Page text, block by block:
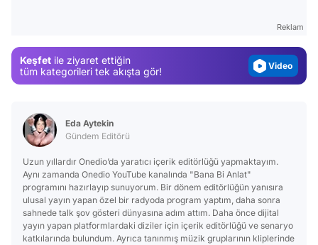
Reklam
Keşfet ile ziyaret ettiğin
tüm kategorileri tek akışta gör!
Test
Eda Aytekin
Gündem Editörü
Uzun yıllardır Onedio’da yaratıcı içerik editörlüğü yapmaktayım.
Aynı zamanda Onedio YouTube kanalında "Bana Bi Anlat"
programını hazırlayıp sunuyorum. Bir dönem editörlüğün yanısıra
ulusal yayın yapan özel bir radyoda program yaptım, daha sonra
sahnede talk şov gösteri dünyasına adım attım. Daha önce dijital
yayın yapan platformlardaki diziler için içerik editörlüğü ve senaryo
katkılarında bulundum. Ayrıca tanınmış müzik gruplarının kliplerinde